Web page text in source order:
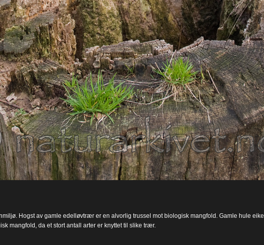
Hogst av gamle edelløvtrær er en alvorlig trussel mot biologisk mangfold. Gamle hule
mangfold, da et stort antall arter er knyttet til slike trær.